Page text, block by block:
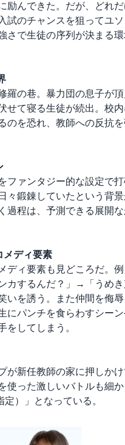
励んできた。だが、どれ
試のチャンスを狙ってユ
で生徒の序列が決まる
羅の巷。暴力団の息子が
せて寝る生徒が続出。校
を恐れ、教師への反抗
ファンタジー的な設定で
々鍛錬していたという背
過程は、予測できる展開
メディ要素
ディ要素も見どころだ。
カするんだ？」→「うめ
いを誘う。また仲間を侮
にパンチを食らわすシー
をしてしまう。
が新任教師の家に押しか
使った激しいバトルも細
）」となっている。